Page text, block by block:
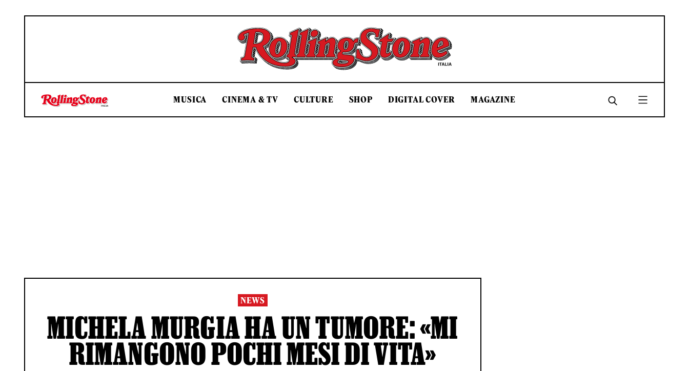
Rolling Stone Italia
MUSICA CINEMA & TV CULTURE SHOP DIGITAL COVER MAGAZINE
NEWS
MICHELA MURGIA HA UN TUMORE: «MI
RIMANGONO POCHI MESI DI VITA»